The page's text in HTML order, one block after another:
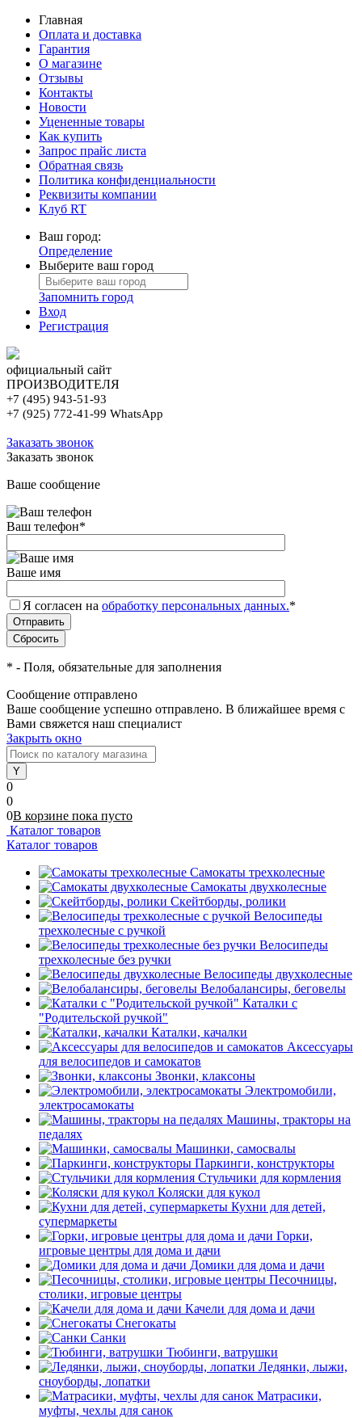
Главная
Оплата и доставка
Гарантия
О магазине
Отзывы
Контакты
Новости
Уцененные товары
Как купить
Запрос прайс листа
Обратная связь
Политика конфиденциальности
Реквизиты компании
Клуб RT
Ваш город:
Определение
Выберите ваш город
Запомнить город
Вход
Регистрация
официальный сайт
ПРОИЗВОДИТЕЛЯ
+7 (495) 943-51-93
+7 (925) 772-41-99 WhatsApp
Заказать звонок
Заказать звонок
Ваше сообщение
Ваш телефон*
Ваше имя
Я согласен на обработку персональных данных.*
* - Поля, обязательные для заполнения
Сообщение отправлено
Ваше сообщение успешно отправлено. В ближайшее время с
Вами свяжется наш специалист
Закрыть окно
0
0
0В корзине пока пусто
Каталог товаров
Каталог товаров
Самокаты трехколесные
Самокаты двухколесные
Скейтборды, ролики
Велосипеды
трехколесные с ручкой
Велосипеды
трехколесные без ручки
Велосипеды двухколесные
Велобалансиры, беговелы
Каталки с
"Родительской ручкой"
Каталки, качалки
Аксессуары
для велосипедов и самокатов
Звонки, клаксоны
Электромобили,
электросамокаты
Машины, тракторы на
педалях
Машинки, самосвалы
Паркинги, конструкторы
Стульчики для кормления
Коляски для кукол
Кухни для детей,
супермаркеты
Горки,
игровые центры для дома и дачи
Домики для дома и дачи
Песочницы,
столики, игровые центры
Качели для дома и дачи
Снегокаты
Санки
Тюбинги, ватрушки
Ледянки, лыжи,
сноуборды, лопатки
Матрасики,
муфты, чехлы для санок